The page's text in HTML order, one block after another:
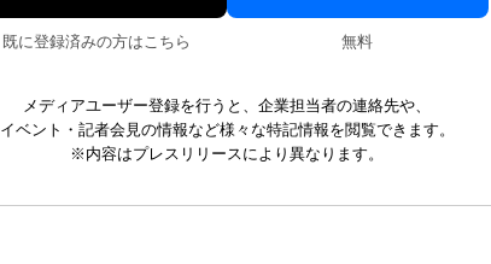
既に登録済みの方はこちら 無料
メディアユーザー登録を行うと、企業担当者の連絡先や、
イベント・記者会見の情報など様々な特記情報を閲覧できます。
※内容はプレスリリースにより異なります。